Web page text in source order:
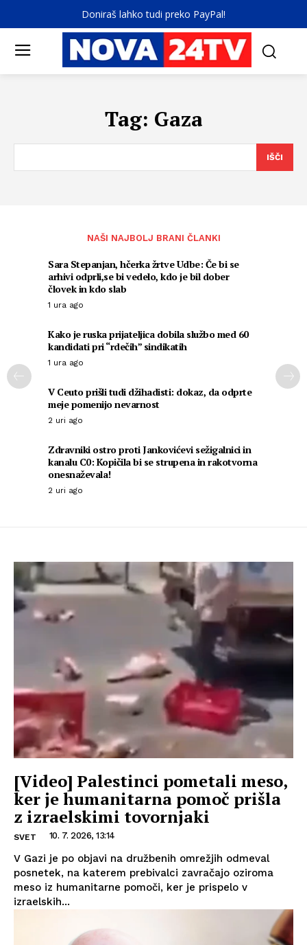
Doniraš lahko tudi preko PayPal!
Tag: Gaza
IŠČI
NAŠI NAJBOLJ BRANI ČLANKI
Sara Stepanjan, hčerka žrtve Udbe: Če bi se
arhivi odprli,se bi vedelo, kdo je bil dober
človek in kdo slab
1 ura ago
Kako je ruska prijateljica dobila službo med 60
kandidati pri “rdečih” sindikatih
1 ura ago
V Ceuto prišli tudi džihadisti: dokaz, da odprte
meje pomenijo nevarnost
2 uri ago
Zdravniki ostro proti Jankovićevi sežigalnici in
kanalu C0: Kopičila bi se strupena in rakotvorna
onesnaževala!
2 uri ago
[Video] Palestinci pometali meso,
ker je humanitarna pomoč prišla
z izraelskimi tovornjaki
SVET 10. 7. 2026, 13:14
V Gazi je po objavi na družbenih omrežjih odmeval
posnetek, na katerem prebivalci zavračajo oziroma
meso iz humanitarne pomoči, ker je prispelo v
izraelskih...